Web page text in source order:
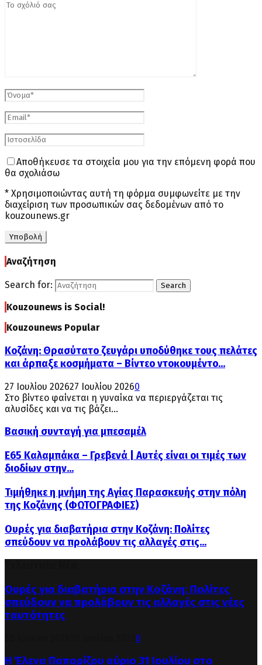
Αποθήκευσε τα στοιχεία μου για την επόμενη φορά που
θα σχολιάσω
* Χρησιμοποιώντας αυτή τη φόρμα συμφωνείτε με την
διαχείριση των προσωπικών σας δεδομένων από το
kouzounews.gr
Αναζήτηση
Search for: Search
Kouzounews is Social!
Kouzounews Popular
Κοζάνη: Θρασύτατο ζευγάρι υποδύθηκε τους πελάτες
και άρπαξε κοσμήματα – Βίντεο ντοκουμέντο...
27 Ιουλίου 202627 Ιουλίου 20260
Στο βίντεο φαίνεται η γυναίκα να περιεργάζεται τις
αλυσίδες και να τις βάζει...
Βασική συνταγή για μπεσαμέλ
Ε65 Καλαμπάκα – Γρεβενά | Αυτές είναι οι τιμές των
διοδίων στην...
Τιμήθηκε η μνήμη της Αγίας Παρασκευής στην πόλη
της Κοζάνης (ΦΩΤΟΓΡΑΦΙΕΣ)
Ουρές για διαβατήρια στην Κοζάνη: Πολίτες
σπεύδουν να προλάβουν τις αλλαγές στις...
Ουρές για διαβατήρια στην Κοζάνη: Πολίτες
σπεύδουν να προλάβουν τις αλλαγές στις νέες
ταυτότητες
0
Η Έλενα Παπαρίζου αύριο 31 Ιουλίου στο